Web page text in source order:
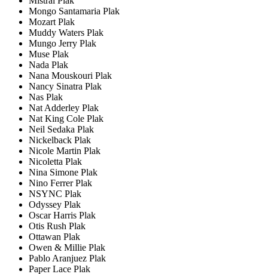
Mongo Santamaria Plak
Mozart Plak
Muddy Waters Plak
Mungo Jerry Plak
Muse Plak
Nada Plak
Nana Mouskouri Plak
Nancy Sinatra Plak
Nas Plak
Nat Adderley Plak
Nat King Cole Plak
Neil Sedaka Plak
Nickelback Plak
Nicole Martin Plak
Nicoletta Plak
Nina Simone Plak
Nino Ferrer Plak
NSYNC Plak
Odyssey Plak
Oscar Harris Plak
Otis Rush Plak
Ottawan Plak
Owen & Millie Plak
Pablo Aranjuez Plak
Paper Lace Plak